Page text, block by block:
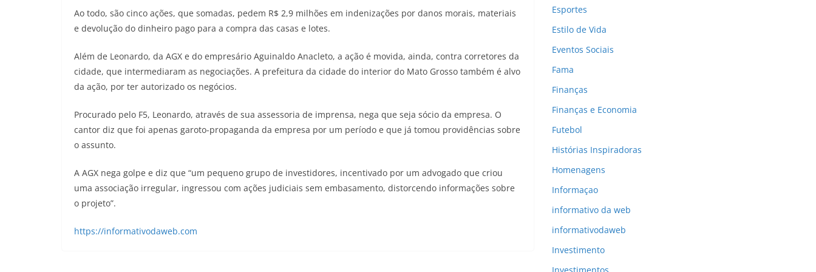
Ao todo, são cinco ações, que somadas, pedem R$ 2,9 milhões em indenizações por danos morais, materiais
e devolução do dinheiro pago para a compra das casas e lotes.
Além de Leonardo, da AGX e do empresário Aguinaldo Anacleto, a ação é movida, ainda, contra corretores da
cidade, que intermediaram as negociações. A prefeitura da cidade do interior do Mato Grosso também é alvo
da ação, por ter autorizado os negócios.
Procurado pelo F5, Leonardo, através de sua assessoria de imprensa, nega que seja sócio da empresa. O
cantor diz que foi apenas garoto-propaganda da empresa por um período e que já tomou providências sobre
o assunto.
A AGX nega golpe e diz que “um pequeno grupo de investidores, incentivado por um advogado que criou
uma associação irregular, ingressou com ações judiciais sem embasamento, distorcendo informações sobre
o projeto”.
https://informativodaweb.com
Esportes
Estilo de Vida
Eventos Sociais
Fama
Finanças
Finanças e Economia
Futebol
Histórias Inspiradoras
Homenagens
Informaçao
informativo da web
informativodaweb
Investimento